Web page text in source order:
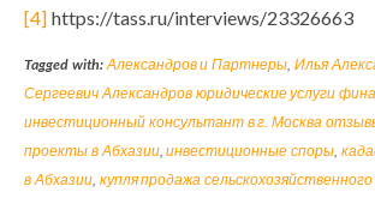
[4] https://tass.ru/interviews/23326663
Tagged with:Александров и Партнеры,Илья
Сергеевич Александров юридические услуги
инвестиционный консультант в г. Москва
проекты в Абхазии,инвестиционные споры,
в Абхазии, купля продажа